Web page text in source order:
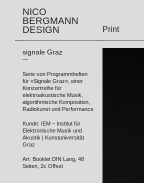
NICO
BERGMANN
DESIGN
Print
signale Graz
—
Serie von Programmheften
für »Signale Graz«, einer
Konzertreihe für
elektroakustische Musik,
algorithmische Komposition,
Radiokunst und Performance
Kunde: IEM – Institut für
Elektronische Musik und
Akustik | Kunstuniversität
Graz
Art: Booklet DIN Lang, 48
Seiten, 2c Offset